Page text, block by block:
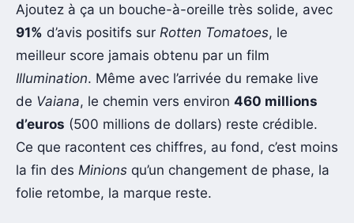
Ajoutez à ça un bouche-à-oreille très solide, avec
91% d’avis positifs sur Rotten Tomatoes, le
meilleur score jamais obtenu par un film
Illumination. Même avec l’arrivée du remake live
de Vaiana, le chemin vers environ 460 millions
d’euros (500 millions de dollars) reste crédible.
Ce que racontent ces chiffres, au fond, c’est moins
la fin des Minions qu’un changement de phase, la
folie retombe, la marque reste.